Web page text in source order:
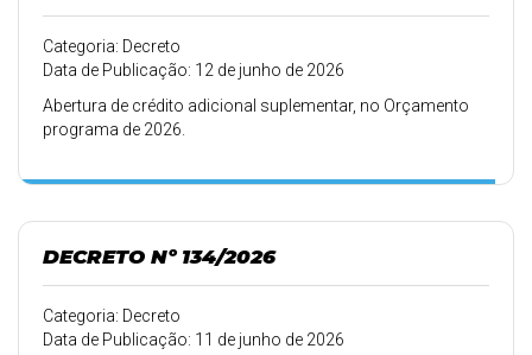
Categoria: Decreto
Data de Publicação: 12 de junho de 2026
Abertura de crédito adicional suplementar, no Orçamento
programa de 2026.
DECRETO Nº 134/2026
Categoria: Decreto
Data de Publicação: 11 de junho de 2026